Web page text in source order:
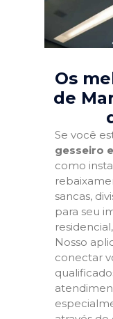
Os
de
Se você
gesseiro
como
sancas,
para seu
Nosso
conectar